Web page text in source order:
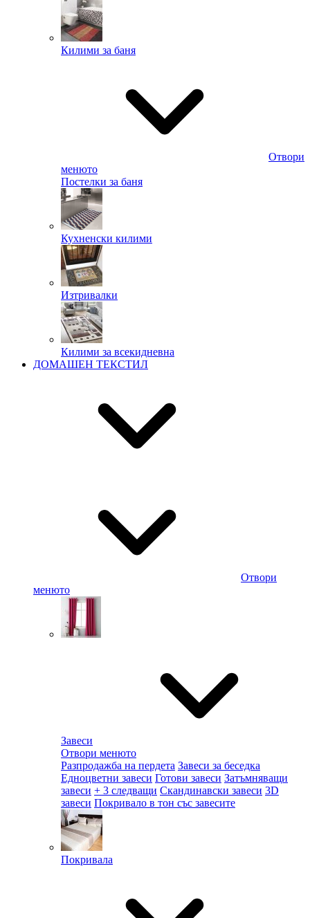
Килими за баня
Отвори
менюто
Постелки за баня
Кухненски килими
Изтривалки
Килими за всекидневна
ДОМАШЕН ТЕКСТИЛ
Отвори
менюто
Завеси
Отвори менюто
Разпродажба на пердета Завеси за беседка
Едноцветни завеси Готови завеси Затъмняващи
завеси + 3 следващи Скандинавски завеси 3D
завеси Покривало в тон със завесите
Покривала